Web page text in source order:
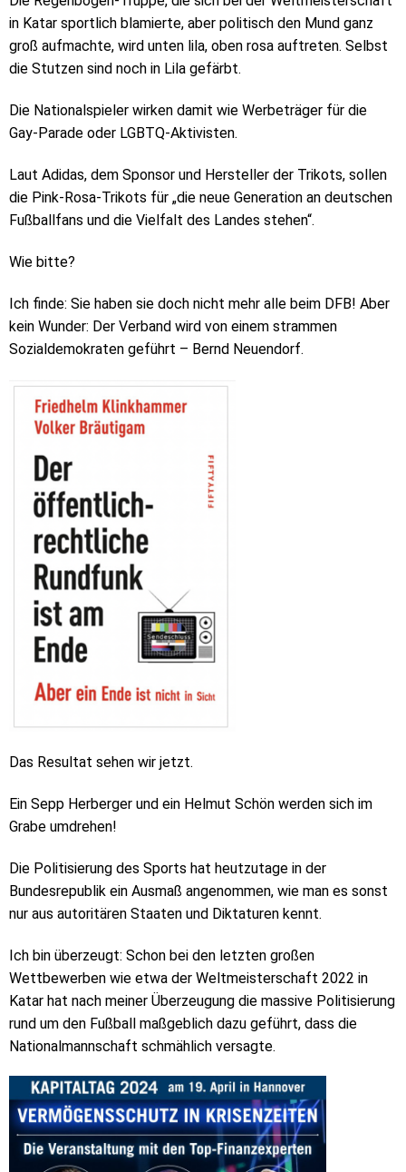
in Katar sportlich blamierte, aber politisch den Mund ganz
groß aufmachte, wird unten lila, oben rosa auftreten. Selbst
die Stutzen sind noch in Lila gefärbt.
Die Nationalspieler wirken damit wie Werbeträger für die
Gay-Parade oder LGBTQ-Aktivisten.
Laut Adidas, dem Sponsor und Hersteller der Trikots, sollen
die Pink-Rosa-Trikots für „die neue Generation an deutschen
Fußballfans und die Vielfalt des Landes stehen“.
Wie bitte?
Ich finde: Sie haben sie doch nicht mehr alle beim DFB! Aber
kein Wunder: Der Verband wird von einem strammen
Sozialdemokraten geführt – Bernd Neuendorf.
Das Resultat sehen wir jetzt.
Ein Sepp Herberger und ein Helmut Schön werden sich im
Grabe umdrehen!
Die Politisierung des Sports hat heutzutage in der
Bundesrepublik ein Ausmaß angenommen, wie man es sonst
nur aus autoritären Staaten und Diktaturen kennt.
Ich bin überzeugt: Schon bei den letzten großen
Wettbewerben wie etwa der Weltmeisterschaft 2022 in
Katar hat nach meiner Überzeugung die massive Politisierung
rund um den Fußball maßgeblich dazu geführt, dass die
Nationalmannschaft schmählich versagte.